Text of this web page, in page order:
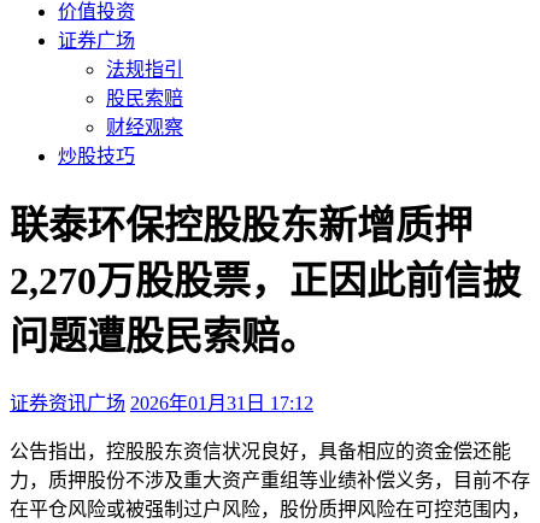
价值投资
证券广场
法规指引
股民索赔
财经观察
炒股技巧
联泰环保控股股东新增质押
2,270万股股票，正因此前信披
问题遭股民索赔。
证券资讯广场 2026年01月31日 17:12
公告指出，控股股东资信状况良好，具备相应的资金偿还能
力，质押股份不涉及重大资产重组等业绩补偿义务，目前不存
在平仓风险或被强制过户风险，股份质押风险在可控范围内，